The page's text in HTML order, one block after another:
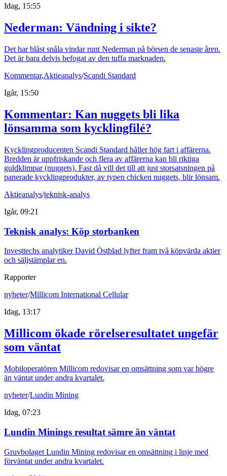
Idag, 15:55
Nederman: Vändning i sikte?
Det har blåst snåla vindar runt Nederman på börsen de senaste åren.
Det är bara delvis befogat av den tuffa marknaden.
Kommentar,Aktieanalys/Scandi Standard
Igår, 15:50
Kommentar: Kan nuggets bli lika
lönsamma som kycklingfilé?
Kycklingproducenten Scandi Standard håller hög fart i affärerna.
Bredden är uppfriskande och flera av affärerna kan bli riktiga
guldklimpar (nuggets). Fast då vill det till att just storsatsningen på
panerade kycklingprodukter, av typen chicken nuggets, blir lönsam.
Aktieanalys/teknisk-analys
Igår, 09:21
Teknisk analys: Köp storbanken
Investtechs analytiker David Östblad lyfter fram två köpvärda aktier
och säljstämplar en.
Rapporter
nyheter/Millicom International Cellular
Idag, 13:17
Millicom ökade rörelseresultatet ungefär
som väntat
Mobiloperatören Millicom redovisar en omsättning som var högre
än väntat under andra kvartalet.
nyheter/Lundin Mining
Idag, 07:23
Lundin Minings resultat sämre än väntat
Gruvbolaget Lundin Mining redovisar en omsättning i linje med
förväntat under andra kvartalet.